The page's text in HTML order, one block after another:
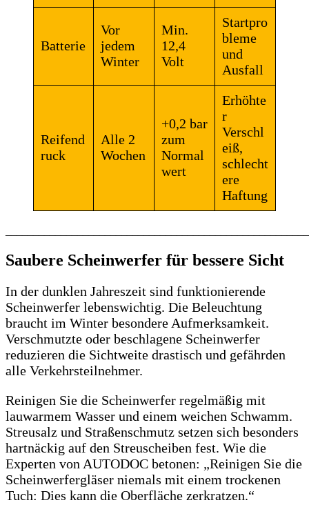
Batterie
Vor
jedem
Winter
Min.
12,4
Volt
Startpro
bleme
und
Ausfall
Reifend
ruck
Alle 2
Wochen
+0,2 bar
zum
Normal
wert
Erhöhte
r
Verschl
eiß,
schlecht
ere
Haftung
Saubere Scheinwerfer für bessere Sicht
In der dunklen Jahreszeit sind funktionierende
Scheinwerfer lebenswichtig. Die Beleuchtung
braucht im Winter besondere Aufmerksamkeit.
Verschmutzte oder beschlagene Scheinwerfer
reduzieren die Sichtweite drastisch und gefährden
alle Verkehrsteilnehmer.
Reinigen Sie die Scheinwerfer regelmäßig mit
lauwarmem Wasser und einem weichen Schwamm.
Streusalz und Straßenschmutz setzen sich besonders
hartnäckig auf den Streuscheiben fest. Wie die
Experten von AUTODOC betonen: „Reinigen Sie die
Scheinwerfergläser niemals mit einem trockenen
Tuch: Dies kann die Oberfläche zerkratzen.“